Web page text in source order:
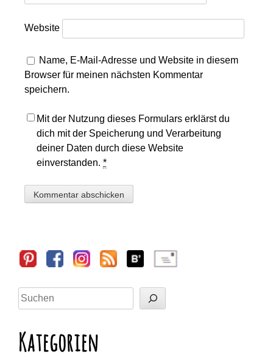
Website
Name, E-Mail-Adresse und Website in diesem
Browser für meinen nächsten Kommentar
speichern.
Mit der Nutzung dieses Formulars erklärst du
dich mit der Speicherung und Verarbeitung
deiner Daten durch diese Website
einverstanden.*
Sidebar
Suchen
Kategorien